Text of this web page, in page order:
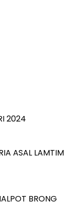
2024
ASAL LAMTIM
BRONG